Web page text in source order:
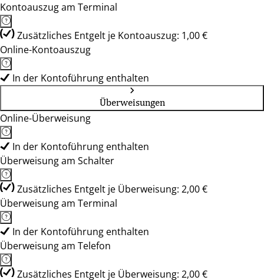
Kontoauszug am Terminal
Zusätzliches Entgelt je Kontoauszug: 1,00 €
Online-Kontoauszug
In der Kontoführung enthalten
Überweisungen
Online-Überweisung
In der Kontoführung enthalten
Überweisung am Schalter
Zusätzliches Entgelt je Überweisung: 2,00 €
Überweisung am Terminal
In der Kontoführung enthalten
Überweisung am Telefon
Zusätzliches Entgelt je Überweisung: 2,00 €